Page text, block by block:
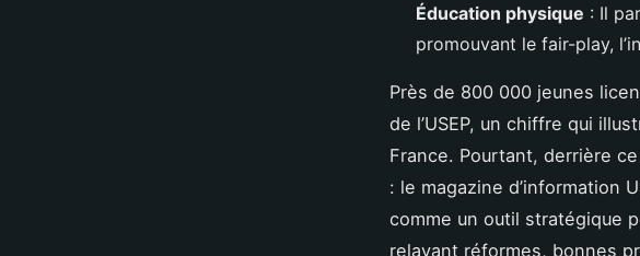
Éducation physique : Il
promouvant le fair-play,
Près de 800 000 jeunes
de l’USEP, un chiffre qui
France. Pourtant, derrière
: le magazine d’information
comme un outil stratégique
relayant réformes, bonnes